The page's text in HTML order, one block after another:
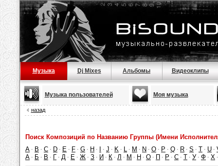
Музыка Dj Mixes Альбомы Видеоклипы
Музыка пользователей Моя музыка
назад
Поиск Композиций по Названию Группы (Имени
A · B · C · D · E · F · G · H · · J · K · L · M · N · O · P · Q · R · S · T · U ·
А · Б · В · Г · Д · Е · Ж · З · И · К · Л · М · Н · О · П · Р · С · Т · У · Ф · Х